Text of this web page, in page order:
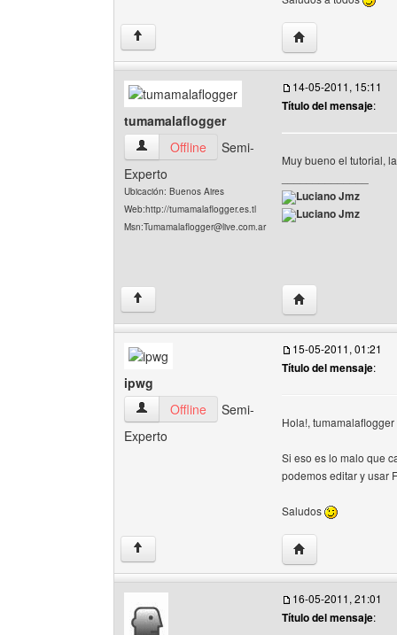
↑ Visitar sitio web
tumamalaflogger
tumamalaflogger Ver perfil del usuario
Offline
Semi-
Experto
Ubicación: Buenos Aires
Web:http://tumamalaflogger.es.tl
Msn:Tumamalaflogger@live.com.ar
14-05-2011, 15:11
Título del mensaje:
Muy bueno el tutorial,
Luciano Jmz
Luciano Jmz
↑ Visitar sitio web
ipwg
ipwg Ver perfil del usuario
Offline
Semi-
Experto
15-05-2011, 01:21
Título del mensaje:
Hola!, tumamalaflogger
Si eso es lo malo que
podemos editar y usar
Saludos
↑ Visitar sitio web
16-05-2011, 21:01
Título del mensaje: